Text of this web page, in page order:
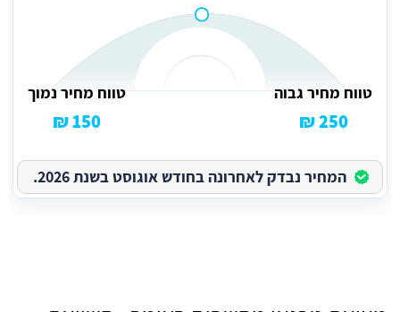
טווח מחיר גבוה
250 ₪
טווח מחיר נמוך
150 ₪
המחיר נבדק לאחרונה בחודש אוגוסט בשנת 2026.